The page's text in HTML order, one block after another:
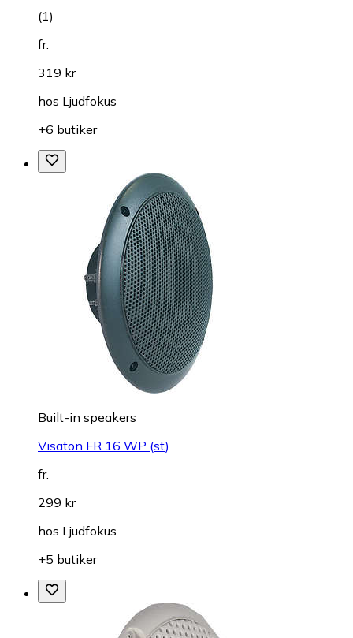
(1)
fr.
319 kr
hos Ljudfokus
+6 butiker
Built-in speakers
Visaton FR 16 WP (st)
fr.
299 kr
hos Ljudfokus
+5 butiker